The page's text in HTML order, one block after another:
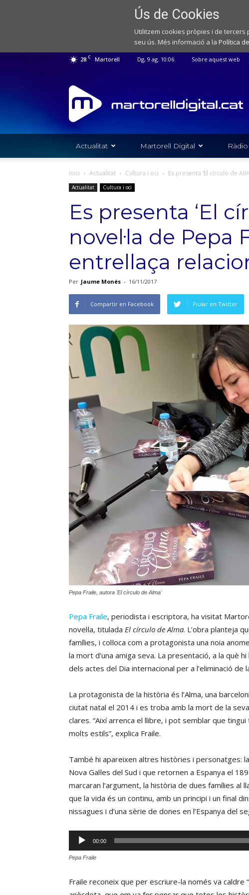
Ús de Cookies
Utilitzem cookies pròpies i de
seu ús. Més informació a la Política
28 C Martorell Dg, 9 ag. 10:06 Sobre aquest web
Web
de
notícies
de
l'Ajuntament
Martorell
Actualitat Martorell Digital
Inici Actualitat Cultura i oci Es presenta ‘El círculo de
Actualitat Cultura i oci
Es presenta ‘El
novel·la de Pepa
entrellaça
Per Jaume Monés - 16/11/2017
Compartir en Facebook Piular en Twitter
Pepa Fraile, autora 'El círculo de Alma'
Pepa Fraile, periodista i escriptora, ha visitat
novel·la, titulada El círculo de Alma. L’obra planteja
famílies, i col·loca com a protagonista una noia
la mort d’una amiga seva. La presentació, a la què
dels actes del Dia internacional per a l’eliminació de
La protagonista de la història és l’Alma, una
ciutat natal el 2014 i es troba amb la mort de la
clares. “Així arrenca el llibre, i pot semblar que
molts estils”, explica Fraile.
També hi apareixen altres històries i personatges:
Nova Gal·les del Sud i que retornen a Espanya el
marcaran l’argument, la història de dues famílies al
que la vida és un continu, amb un principi i un final
nissagues i d’una sèrie de dones en l’Espanya del
Reproductor
d'àudio
00:00
Pepa Fraile
Fraile reconeix que per escriure-la només va caldre